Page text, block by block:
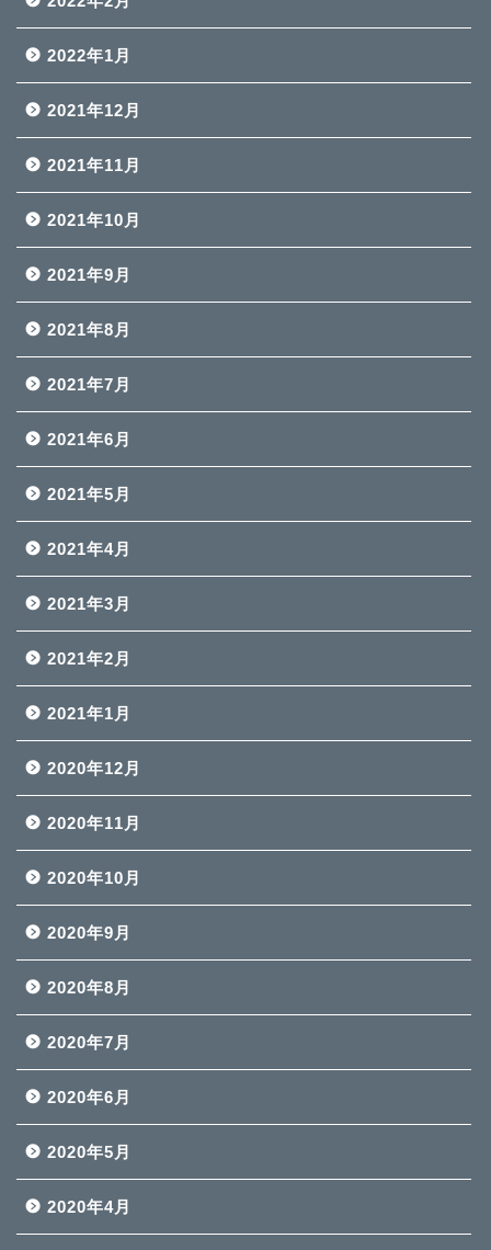
2022年1月
2021年12月
2021年11月
2021年10月
2021年9月
2021年8月
2021年7月
2021年6月
2021年5月
2021年4月
2021年3月
2021年2月
2021年1月
2020年12月
2020年11月
2020年10月
2020年9月
2020年8月
2020年7月
2020年6月
2020年5月
2020年4月